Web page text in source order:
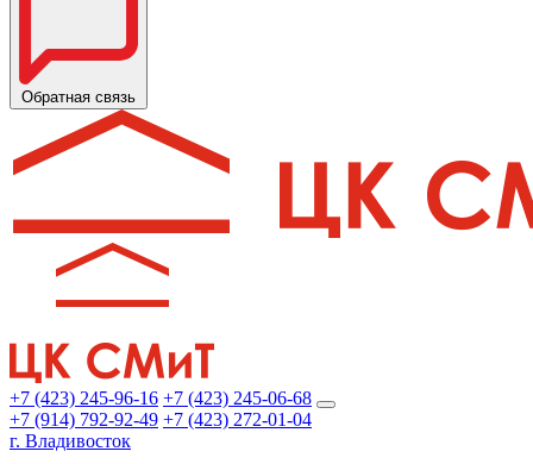
Обратная связь
+7 (423) 245-96-16 +7 (423) 245-06-68
+7 (914) 792-92-49 +7 (423) 272-01-04
г. Владивосток